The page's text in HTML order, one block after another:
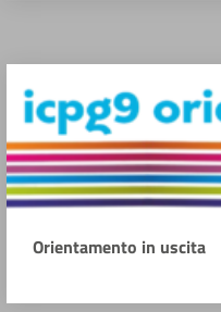
Orientamento in uscita